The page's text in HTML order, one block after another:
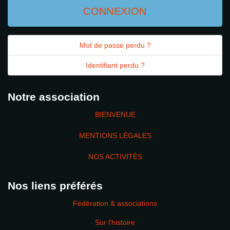
CONNEXION
Mot de passe perdu ?
Identifiant perdu ?
Notre association
BIENVENUE
MENTIONS LÉGALES
NOS ACTIVITÉS
Nos liens préférés
Fédération & associations
Sur l'histoire